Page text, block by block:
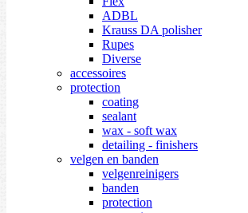
ADBL
Krauss DA polisher
Rupes
Diverse
accessoires
protection
coating
sealant
wax - soft wax
detailing - finishers
velgen en banden
velgenreinigers
banden
protection